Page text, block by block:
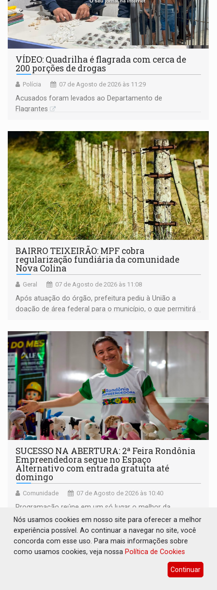
VÍDEO: Quadrilha é flagrada com cerca de
200 porções de drogas
Polícia 07 de Agosto de 2026 às 11:29
Acusados foram levados ao Departamento de
Flagrantes
BAIRRO TEIXEIRÃO: MPF cobra
regularização fundiária da comunidade
Nova Colina
Geral 07 de Agosto de 2026 às 11:08
Após atuação do órgão, prefeitura pediu à União a
doação de área federal para o município, o que permitirá
SUCESSO NA ABERTURA: 2ª Feira Rondônia
Empreendedora segue no Espaço
Alternativo com entrada gratuita até
domingo
Comunidade 07 de Agosto de 2026 às 10:40
Programação reúne em um só lugar o melhor da
economia criativa do estado
Nós usamos cookies em nosso site para oferecer a melhor
experiência possível. Ao continuar a navegar no site, você
concorda com esse uso. Para mais informações sobre
como usamos cookies, veja nossa Política de Cookies
Continuar